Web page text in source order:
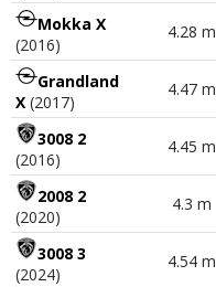
Mokka X
(2016)
4.28 m
Grandland
X (2017)
4.47 m
3008 2
(2016)
4.45 m
2008 2
(2020)
4.3 m
3008 3
(2024)
4.54 m